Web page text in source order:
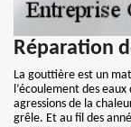
Réparation
La gouttière est un
l’écoulement des
agressions de la
grêle. Et au fil des